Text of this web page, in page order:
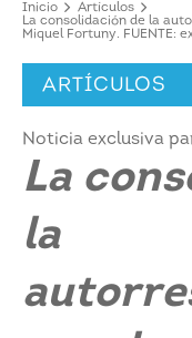
Inicio
Artículos
La consolidación de la
Miquel Fortuny. FUENTE:
ARTÍCULOS
Noticia exclusiva
La
la